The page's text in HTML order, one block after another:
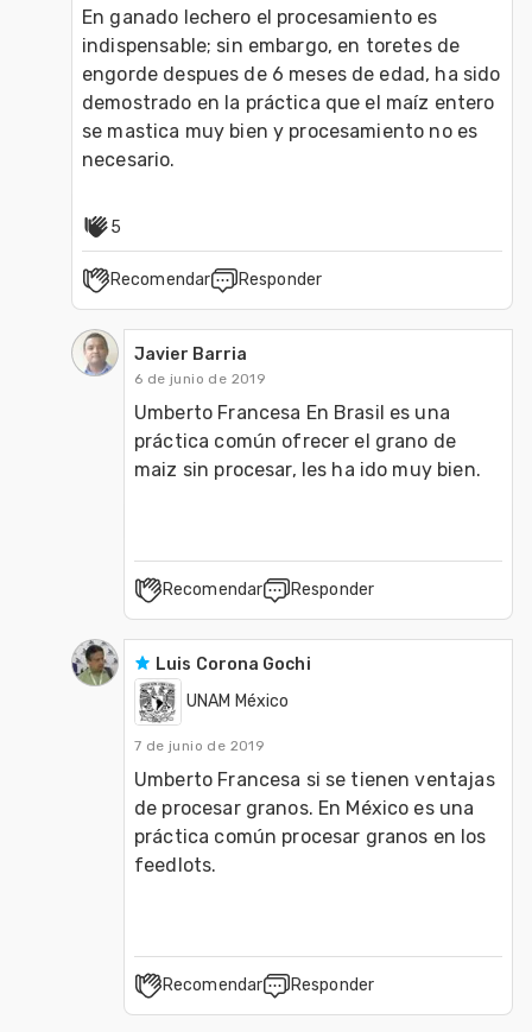
En ganado lechero el procesamiento es
indispensable; sin embargo, en toretes de
engorde despues de 6 meses de edad, ha sido
demostrado en la práctica que el maíz entero
se mastica muy bien y procesamiento no es
necesario.
5
Recomendar Responder
Javier Barria
6 de junio de 2019
Umberto Francesa En Brasil es una
práctica común ofrecer el grano de
maiz sin procesar, les ha ido muy bien.
Recomendar Responder
Luis Corona Gochi
UNAM México
7 de junio de 2019
Umberto Francesa si se tienen ventajas
de procesar granos. En México es una
práctica común procesar granos en los
feedlots.
Recomendar Responder